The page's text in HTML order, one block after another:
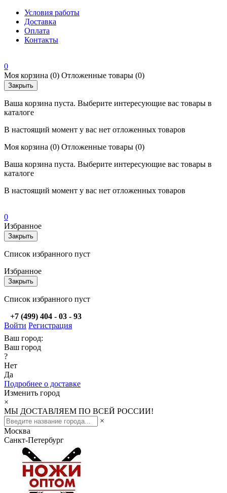
Условия работы
Доставка
Оплата
Контакты
0
Моя корзина (0) Отложенные товары (0)
Закрыть
Ваша корзина пуста. Выберите интересующие вас товары в
каталоге
В настоящий момент у вас нет отложенных товаров
Моя корзина (0) Отложенные товары (0)
Ваша корзина пуста. Выберите интересующие вас товары в
каталоге
В настоящий момент у вас нет отложенных товаров
0
Избранное
Закрыть
Список избранного пуст
Избранное
Закрыть
Список избранного пуст
+7 (499) 404 - 03 - 93
Войти Регистрация
Ваш город:
Ваш город
?
Нет
Да
Подробнее о доставке
Изменить город
×
МЫ ДОСТАВЛЯЕМ ПО ВСЕЙ РОССИИ!
×
Москва
Санкт-Петербург